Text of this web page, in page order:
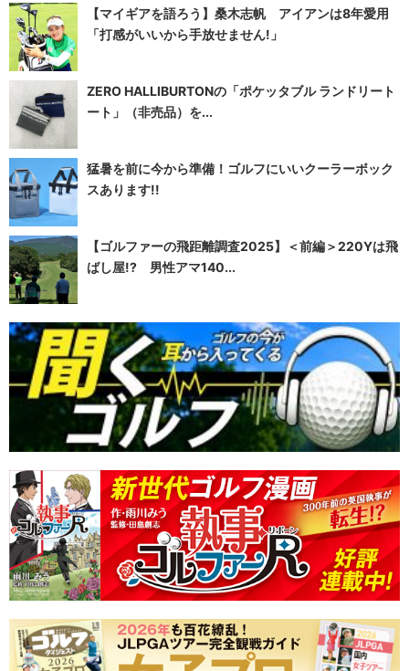
【マイギアを語ろう】桑木志帆 アイアンは8年愛用
「打感がいいから手放せません!」
ZERO HALLIBURTONの「ポケッタブル ランドリート
ート」（非売品）を...
猛暑を前に今から準備！ゴルフにいいクーラーボック
スあります!!
【ゴルファーの飛距離調査2025】＜前編＞220Yは飛
ばし屋!? 男性アマ140...